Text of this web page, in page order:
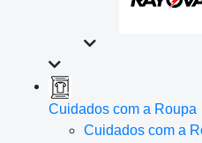
Cuidados com a Roupa
Cuidados com a